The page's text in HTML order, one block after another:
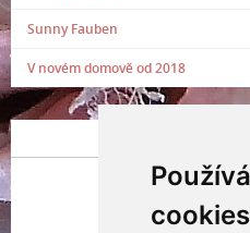
cookies
Sunny Fauben
V novém domově od 2018